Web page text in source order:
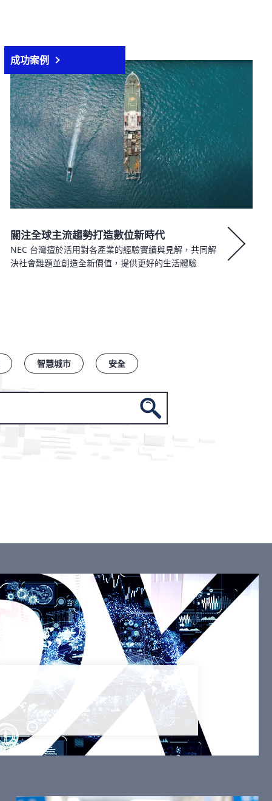
成功案例
關注全球主流趨勢打造數位新時代
NEC 台灣擅於活用對各產業的經驗實績與見解，共同解
決社會難題並創造全新價值，提供更好的生活體驗
智慧城市 安全